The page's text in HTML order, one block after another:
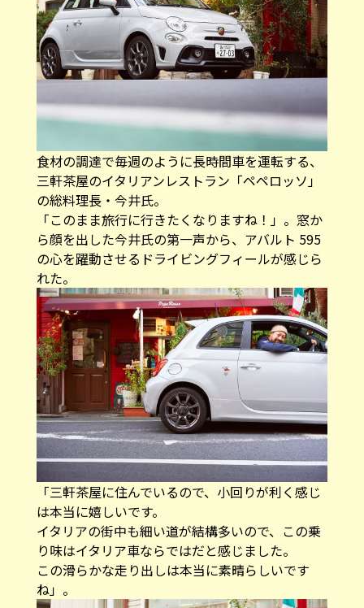
食材の調達で毎週のように長時間車を運転する、
三軒茶屋のイタリアンレストラン「ペペロッソ」
の総料理長・今井氏。
「このまま旅行に行きたくなりますね！」。窓か
ら顔を出した今井氏の第一声から、アバルト 595
の心を躍動させるドライビングフィールが感じら
れた。
「三軒茶屋に住んでいるので、小回りが利く感じ
は本当に嬉しいです。
イタリアの街中も細い道が結構多いので、この乗
り味はイタリア車ならではだと感じました。
この滑らかな走り出しは本当に素晴らしいです
ね」。